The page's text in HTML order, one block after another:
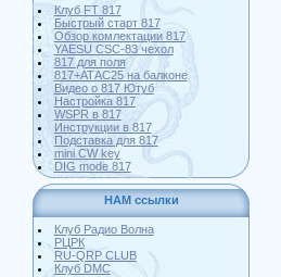
Клуб FT 817
Быстрый старт 817
Обзор комлектации 817
YAESU CSC-83 чехол
817 для поля
817+АТАС25 на балконе
Видео о 817 Ютуб
Настройка 817
WSPR в 817
Инструкции в 817
Подставка для 817
mini CW key
DIG mode 817
HAM ссылки
Клуб Радио Волна
РЦРК
RU-QRP CLUB
Клуб DMC